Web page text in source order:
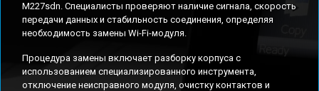
M227sdn. Специалисты проверяют наличие сигнала, скорость
передачи данных и стабильность соединения, определяя
необходимость замены Wi-Fi-модуля.
Процедура замены включает разборку корпуса с
использованием специализированного инструмента,
отключение неисправного модуля, очистку контактов и